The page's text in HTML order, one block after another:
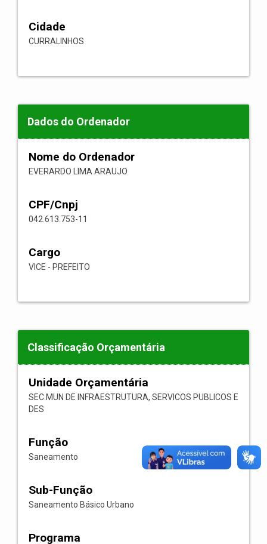
Cidade
CURRALINHOS
Dados do Ordenador
Nome do Ordenador
EVERARDO LIMA ARAUJO
CPF/Cnpj
042.613.753-11
Cargo
VICE - PREFEITO
Classificação Orçamentária
Unidade Orçamentária
SEC.MUN DE INFRAESTRUTURA, SERVICOS PUBLICOS E
DES
Função
Saneamento
Sub-Função
Saneamento Básico Urbano
Programa